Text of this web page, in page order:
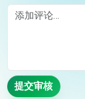
Comment
提交审核